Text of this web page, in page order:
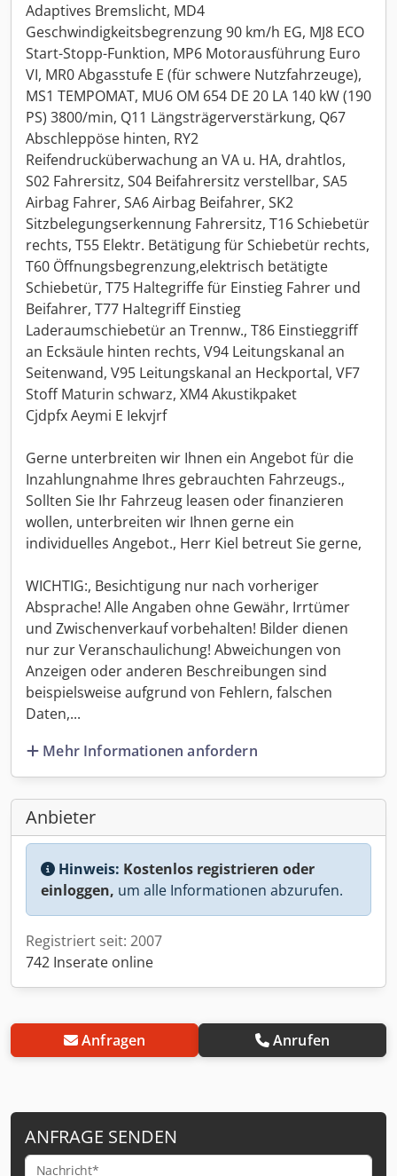
Adaptives Bremslicht, MD4
Geschwindigkeitsbegrenzung 90 km/h EG, MJ8 ECO
Start-Stopp-Funktion, MP6 Motorausführung Euro
VI, MR0 Abgasstufe E (für schwere Nutzfahrzeuge),
MS1 TEMPOMAT, MU6 OM 654 DE 20 LA 140 kW (190
PS) 3800/min, Q11 Längsträgerverstärkung, Q67
Abschleppöse hinten, RY2
Reifendrucküberwachung an VA u. HA, drahtlos,
S02 Fahrersitz, S04 Beifahrersitz verstellbar, SA5
Airbag Fahrer, SA6 Airbag Beifahrer, SK2
Sitzbelegungserkennung Fahrersitz, T16 Schiebetür
rechts, T55 Elektr. Betätigung für Schiebetür rechts,
T60 Öffnungsbegrenzung,elektrisch betätigte
Schiebetür, T75 Haltegriffe für Einstieg Fahrer und
Beifahrer, T77 Haltegriff Einstieg
Laderaumschiebetür an Trennw., T86 Einstieggriff
an Ecksäule hinten rechts, V94 Leitungskanal an
Seitenwand, V95 Leitungskanal an Heckportal, VF7
Stoff Maturin schwarz, XM4 Akustikpaket
Cjdpfx Aeymi E Iekvjrf
Gerne unterbreiten wir Ihnen ein Angebot für die
Inzahlungnahme Ihres gebrauchten Fahrzeugs.,
Sollten Sie Ihr Fahrzeug leasen oder finanzieren
wollen, unterbreiten wir Ihnen gerne ein
individuelles Angebot., Herr Kiel betreut Sie gerne,
WICHTIG:, Besichtigung nur nach vorheriger
Absprache! Alle Angaben ohne Gewähr, Irrtümer
und Zwischenverkauf vorbehalten! Bilder dienen
nur zur Veranschaulichung! Abweichungen von
Anzeigen oder anderen Beschreibungen sind
beispielsweise aufgrund von Fehlern, falschen
Daten,...
Mehr Informationen anfordern
Anbieter
Hinweis: Kostenlos registrieren oder
einloggen, um alle Informationen abzurufen.
Registriert seit: 2007
742 Inserate online
Anfragen Anrufen
ANFRAGE SENDEN
Nachricht*